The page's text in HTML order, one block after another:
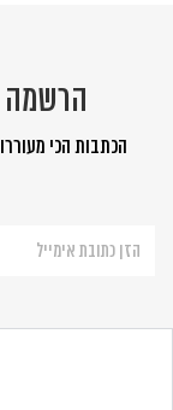
הרשמה
הכתבות הכי
לניוזלטר
החיים